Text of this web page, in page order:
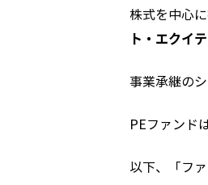
株式を中心
ト・エクイ
事業承継の
PEファンド
以下、「フ